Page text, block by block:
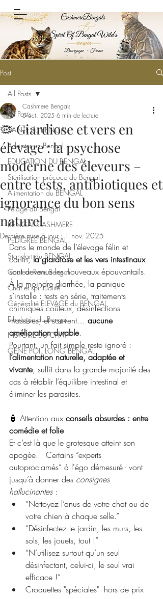
Post
All Posts
SANTÉ du BENGAL
Adopter un Bengal
EDUCATION DU BENGAL
Stérilisation précoce du Bengal
Alimentation du BENGAL
Pelage du Bengal
BENGAL CASHMERE
PEDIGREE BENGAL
Standart du BENGAL
Couleur Rare Bengal
Chat et spiritualité
Généralité ELEVAGE du BENGAL
Ethologie du Bengal
HISTOIRE DU CHAT
GENE POIL LONG BENGAL
All Posts
🦠 Giardiose et vers en
élevage : la psychose
moderne des éleveurs –
entre tests, antibiotiques et
ignorance du bon sens
naturel
Cashmere Bengals
5 oct. 2025 6 min de lecture
Dernière mise à jour : 1 nov. 2025
Dans le monde de l’élevage félin et
canin, la giardiose et les vers intestinaux
sont devenus les nouveaux épouvantails.
À la moindre diarrhée, la panique
s’installe : tests en série, traitements
chimiques coûteux, désinfections
massives, et souvent… aucune
amélioration durable.
Pourtant, un fait simple reste ignoré :
l’alimentation naturelle, adaptée et
vivante, suffit dans la grande majorité des
cas à rétablir l’équilibre intestinal et
éliminer les parasites.
🧴 Attention aux conseils absurdes : entre
comédie et folie
Et c’est là que le grotesque atteint son
apogée.   Certains “experts
autoproclamés” à l'égo démesuré - vont
jusqu’à donner des consignes
hallucinantes :
“Nettoyez l’anus de votre chat ou de
votre chien à chaque selle.”
“Désinfectez le jardin, les murs, les
sols, les jouets, tout !”
“N’utilisez surtout qu’un seul
désinfectant, celui-ci, le seul vrai
efficace !”
Croquettes "spéciales"  hors de prix